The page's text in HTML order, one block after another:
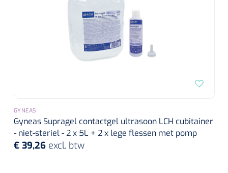
GYNEAS
Gyneas Supragel contactgel ultrasoon LCH cubitainer
- niet-steriel - 2 x 5L + 2 x lege flessen met pomp
€ 39,26 excl. btw